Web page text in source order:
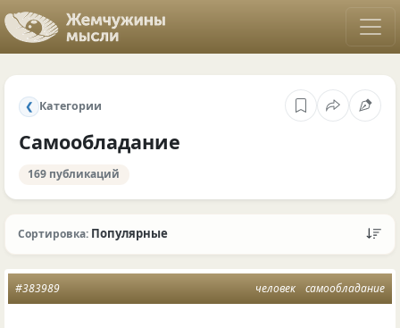
❮ Категории
Самообладание
169 публикаций
Сортировка: Популярные
человек самообладание
#383989